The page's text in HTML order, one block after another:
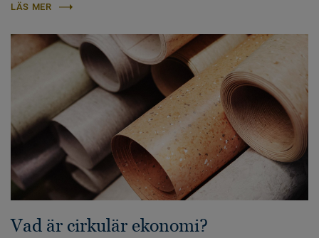
LÄS MER
Vad är cirkulär ekonomi?